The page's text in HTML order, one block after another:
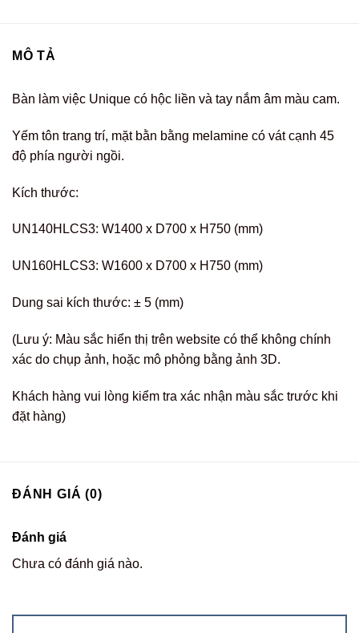
MÔ TẢ
Bàn làm việc Unique có hộc liền và tay nắm âm màu cam.
Yếm tôn trang trí, mặt bằn bằng melamine có vát cạnh 45
độ phía người ngồi.
Kích thước:
UN140HLCS3: W1400 x D700 x H750 (mm)
UN160HLCS3: W1600 x D700 x H750 (mm)
Dung sai kích thước: ± 5 (mm)
(Lưu ý: Màu sắc hiển thị trên website có thể không chính
xác do chụp ảnh, hoặc mô phỏng bằng ảnh 3D.
Khách hàng vui lòng kiểm tra xác nhận màu sắc trước khi
đặt hàng)
ĐÁNH GIÁ (0)
Đánh giá
Chưa có đánh giá nào.